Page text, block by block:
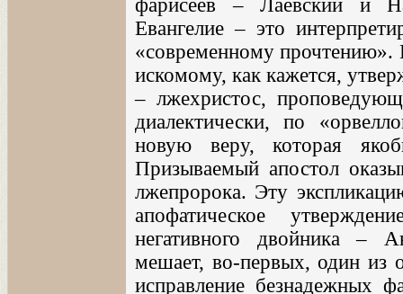
фарисеев – Лаевский и
Евангелие – это
«современному прочтению».
искомому, как кажется,
– лжехристос,
диалектически, по
новую веру, которая
Призываемый апостол
лжепророка. Эту
апофатическое
негативного двойника –
мешает, во-первых, один из
исправление безнадежных